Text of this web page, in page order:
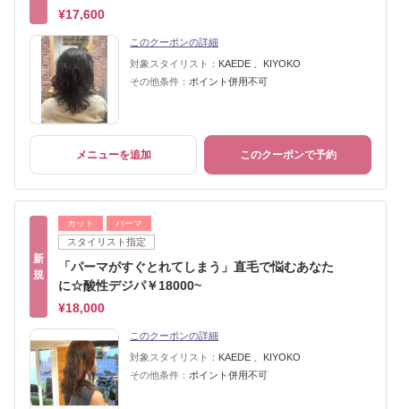
¥17,600
このクーポンの詳細
対象スタイリスト： KAEDE 、KIYOKO
その他条件： ポイント併用不可
メニューを追加 このクーポンで予約
新
規
カット パーマ
スタイリスト指定
「パーマがすぐとれてしまう」直毛で悩むあなた
に☆酸性デジパ￥18000~
¥18,000
このクーポンの詳細
対象スタイリスト： KAEDE 、KIYOKO
その他条件： ポイント併用不可